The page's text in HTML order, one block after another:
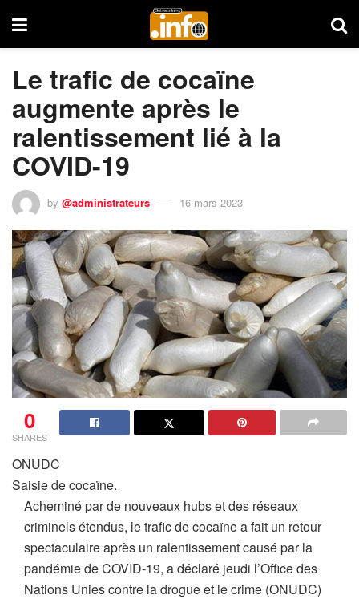
Le trafic de cocaïne
augmente après le
ralentissement lié à la
COVID-19
by @administrateurs 16 mars 2023
0
SHARES
ONUDC
Saisie de cocaïne.
Acheminé par de nouveaux hubs et des réseaux
criminels étendus, le trafic de cocaïne a fait un retour
spectaculaire après un ralentissement causé par la
pandémie de COVID-19, a déclaré jeudi l’Office des
Nations Unies contre la drogue et le crime (ONUDC)